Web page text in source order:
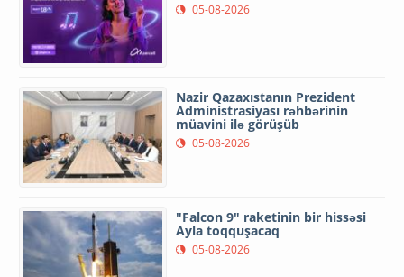
05-08-2026
Nazir Qazaxıstanın Prezident
Administrasiyası rəhbərinin
müavini ilə görüşüb
05-08-2026
"Falcon 9" raketinin bir hissəsi
Ayla toqquşacaq
05-08-2026